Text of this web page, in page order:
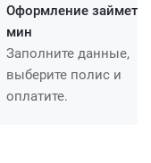
Оформление займет
мин
Заполните данные,
выберите полис и
оплатите.